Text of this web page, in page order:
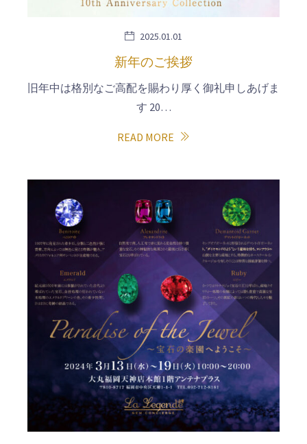
2025.01.01
新年のご挨拶
旧年中は格別なご高配を賜わり厚く御礼申しあげま
す 20…
READ MORE